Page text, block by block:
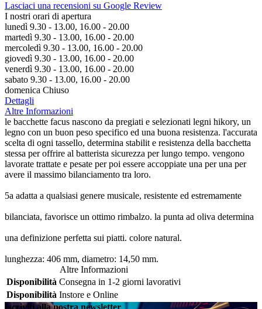
Lasciaci una recensioni su Google Review
I nostri orari di apertura
lunedì 9.30 - 13.00, 16.00 - 20.00
martedì 9.30 - 13.00, 16.00 - 20.00
mercoledì 9.30 - 13.00, 16.00 - 20.00
giovedì 9.30 - 13.00, 16.00 - 20.00
venerdì 9.30 - 13.00, 16.00 - 20.00
sabato 9.30 - 13.00, 16.00 - 20.00
domenica Chiuso
Dettagli
Altre Informazioni
le bacchette facus nascono da pregiati e selezionati legni hikory, un
legno con un buon peso specifico ed una buona resistenza. l'accurata
scelta di ogni tassello, determina stabilit e resistenza della bacchetta
stessa per offrire al batterista sicurezza per lungo tempo. vengono
lavorate trattate e pesate per poi essere accoppiate una per una per
avere il massimo bilanciamento tra loro.
5a adatta a qualsiasi genere musicale, resistente ed estremamente
bilanciata, favorisce un ottimo rimbalzo. la punta ad oliva determina
una definizione perfetta sui piatti. colore natural.
lunghezza: 406 mm, diametro: 14,50 mm.
Altre Informazioni
Disponibilità Consegna in 1-2 giorni lavorativi
Disponibilità Instore e Online